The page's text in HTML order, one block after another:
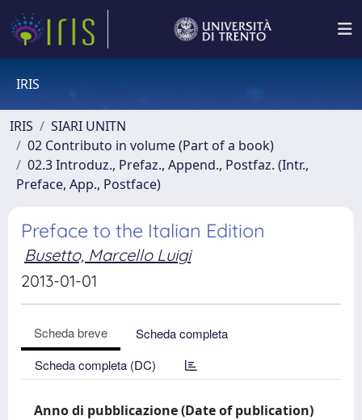
IRIS
IRIS
SIARI UNITN
02 Contributo in volume (Part of a book)
02.3 Introduz., Prefaz., Append., Postfaz. (Intr.,
Preface, App., Postface)
Preface to the Italian Edition
Busetto, Marcello Luigi
2013-01-01
Scheda breve
Scheda completa
Scheda completa (DC)
Anno di pubblicazione (Date of publication)